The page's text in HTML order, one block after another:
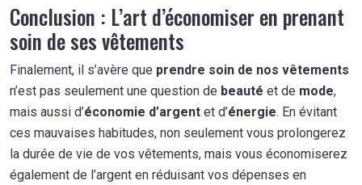
Conclusion : L’art d’économiser en prenant
soin de ses vêtements
Finalement, il s’avère que prendre soin de nos vêtements
n’est pas seulement une question de beauté et de mode,
mais aussi d’économie d’argent et d’énergie. En évitant
ces mauvaises habitudes, non seulement vous prolongerez
la durée de vie de vos vêtements, mais vous économiserez
également de l’argent en réduisant vos dépenses en